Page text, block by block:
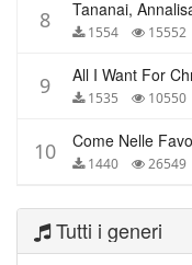
8 1554 15552
9 1535 10550
10 1440 26549
Tutti i generi